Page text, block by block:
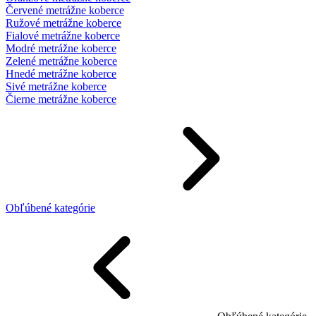
Červené metrážne koberce
Ružové metrážne koberce
Fialové metrážne koberce
Modré metrážne koberce
Zelené metrážne koberce
Hnedé metrážne koberce
Sivé metrážne koberce
Čierne metrážne koberce
Obľúbené kategórie